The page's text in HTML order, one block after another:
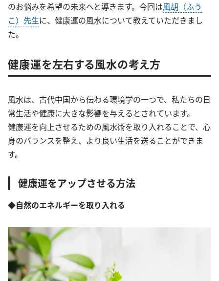
のお悩みを希望の未来へと導きます。今回は風胡（ふう
こ）先生に、健康運の風水について教えていただきまし
た。
健康運を左右する風水の考え方
風水は、古代中国から伝わる環境学の一つで、私たちの日
常生活や健康に大きな影響を与えるとされています。
健康運を向上させるための風水術を取り入れることで、心
身のバランスを整え、より良い生活を送ることができま
す。
健康運をアップさせる方法
◆自然のエネルギーを取り入れる